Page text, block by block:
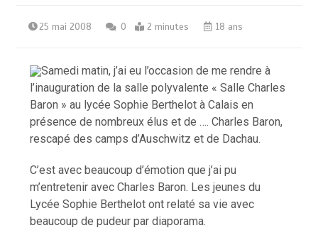
25 mai 2008 0 2 minutes 18 ans
Samedi matin, j’ai eu l’occasion de me rendre à
l’inauguration de la salle polyvalente « Salle Charles
Baron » au lycée Sophie Berthelot à Calais en
présence de nombreux élus et de …. Charles Baron,
rescapé des camps d’Auschwitz et de Dachau.
C’est avec beaucoup d’émotion que j’ai pu
m’entretenir avec Charles Baron. Les jeunes du
Lycée Sophie Berthelot ont relaté sa vie avec
beaucoup de pudeur par diaporama.